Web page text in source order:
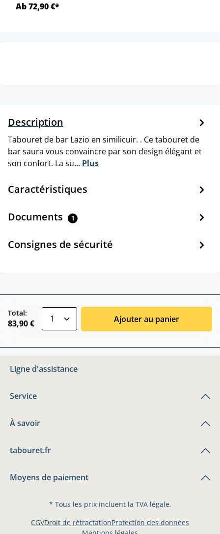
Ab 72,90 €*
Description
Tabouret de bar Lazio en similicuir. . Ce tabouret de
bar saura vous convaincre par son design élégant et
son confort. La su… Plus
Caractéristiques
Documents 1
Consignes de sécurité
Total:
83,90 € Ajouter au panier
Ligne d'assistance
Service
À savoir
tabouret.fr
Moyens de paiement
* Tous les prix incluent la TVA légale.
CGVDroit de rétractationProtection des données